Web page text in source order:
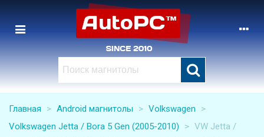
Главная > Android магнитолы > Volkswagen
>
Volkswagen Jetta / Bora 5 Gen (2005-2010)
> VW Jetta /